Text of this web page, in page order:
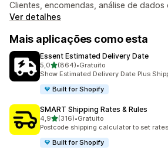
Clientes, encomendas, análise de dados
Ver detalhes
Mais aplicações como esta
Essent Estimated Delivery Date
5,0de 5 estrelas
(864)
864 total de avaliações
•Gratuito
Show Estimated Delivery Date Plus
Built for Shopify
SMART Shipping Rates & Rules
4,9de 5 estrelas
(316)
316 total de avaliações
•Gratuito
Postcode shipping calculator to set
Built for Shopify